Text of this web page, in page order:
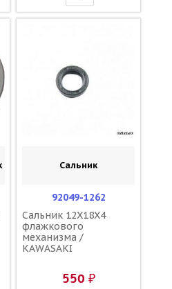
Сальник
92049-1262
Сальник 12X18X4
флажкового
механизма /
KAWASAKI
550 ₽